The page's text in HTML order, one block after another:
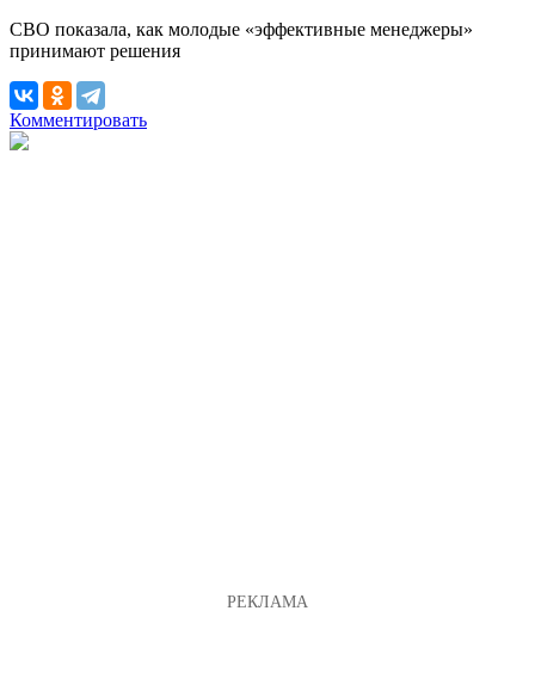
СВО показала, как молодые «эффективные менеджеры»
принимают решения
Комментировать